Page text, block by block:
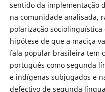
sentido da implementação
na comunidade analisada,
polarização
hipótese de que a maciça
fala popular brasileira tem
português como segunda
e indígenas subjugados e
defectivo de segunda